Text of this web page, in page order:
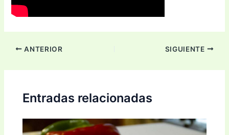
ANTERIOR SIGUIENTE
Entradas relacionadas